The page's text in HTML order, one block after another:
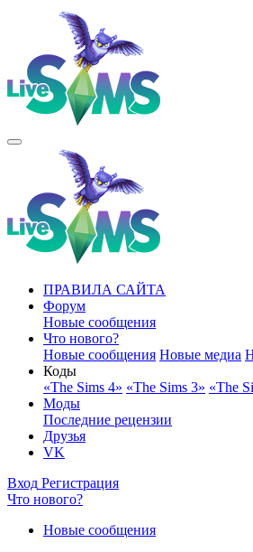
ПРАВИЛА САЙТА
Форум
Новые сообщения
Что нового?
Новые сообщения Новые медиа
Коды
«The Sims 4» «The Sims 3» «The
Моды
Последние рецензии
Друзья
VK
Вход Регистрация
Что нового?
Новые сообщения